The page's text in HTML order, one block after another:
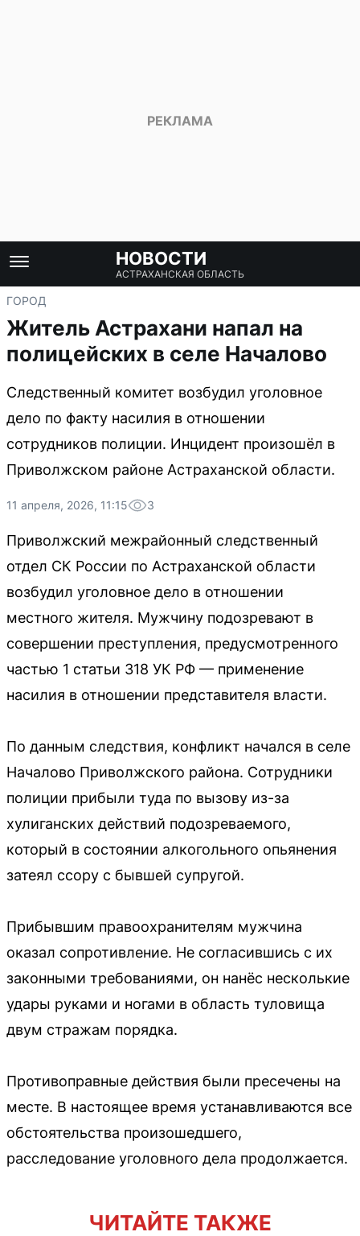
НОВОСТИ
АСТРАХАНСКАЯ ОБЛАСТЬ
ГОРОД
Житель Астрахани напал на
полицейских в селе Началово
Следственный комитет возбудил уголовное
дело по факту насилия в отношении
сотрудников полиции. Инцидент произошёл в
Приволжском районе Астраханской области.
11 апреля, 2026, 11:15 3
Приволжский межрайонный следственный
отдел СК России по Астраханской области
возбудил уголовное дело в отношении
местного жителя. Мужчину подозревают в
совершении преступления, предусмотренного
частью 1 статьи 318 УК РФ — применение
насилия в отношении представителя власти.
По данным следствия, конфликт начался в селе
Началово Приволжского района. Сотрудники
полиции прибыли туда по вызову из-за
хулиганских действий подозреваемого,
который в состоянии алкогольного опьянения
затеял ссору с бывшей супругой.
Прибывшим правоохранителям мужчина
оказал сопротивление. Не согласившись с их
законными требованиями, он нанёс несколькие
удары руками и ногами в область туловища
двум стражам порядка.
Противоправные действия были пресечены на
месте. В настоящее время устанавливаются все
обстоятельства произошедшего,
расследование уголовного дела продолжается.
ЧИТАЙТЕ ТАКЖЕ